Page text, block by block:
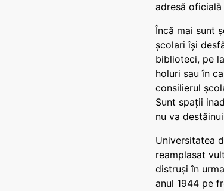
adresă oficială
Încă mai sunt
școlari își
biblioteci, pe
holuri sau în
consilierul
Sunt spații
nu va
Universitatea
reamplasat
distruși în
anul 1944 pe